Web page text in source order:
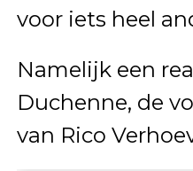
voor iets heel
Namelijk een
Duchenne, de
van Rico